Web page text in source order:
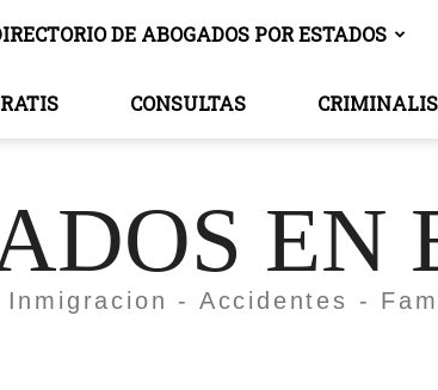
DE ABOGADOS POR ESTADOS
CONSULTAS
EN
Inmigracion - Accidentes -